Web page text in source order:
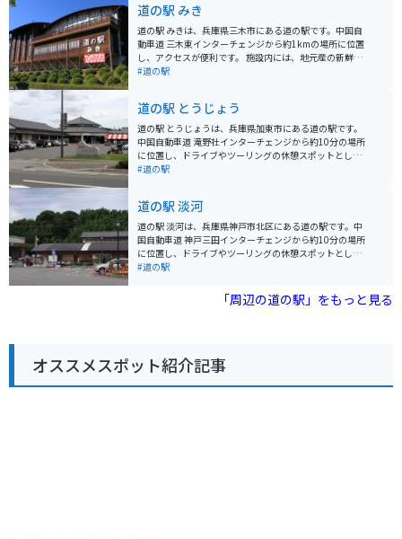
道の駅 みき
道の駅 みきは、兵庫県三木市にある道の駅です。中国自
動車道 三木東インターチェンジから約1kmの場所に位置
し、アクセスが便利です。 施設内には、地元産の新鮮な
野菜や果物を販売する農産物直売所や、地元産の食材を
そろばんなども販売されています。バイクに乗っている
方は、駐車場も広く、休憩場所としてもおすすめです。
周辺には、金剛山や三木城跡などの観光スポットがあり
ます。金剛山は、ハイキングコースが整備されており、
山頂からは明石海峡や淡路島を一望できます。三木城跡
#道の駅
道の駅 とうじょう
道の駅 とうじょうは、兵庫県加東市にある道の駅です。
中国自動車道 滝野社インターチェンジから約10分の場所
に位置し、ドライブやツーリングの休憩スポットとして
人気があります。 地元の新鮮な農産物が購入できる農産
日どり」を使った料理はおすすめです。道の駅 とうじょ
うは、バイクで訪れるのにも適した場所です。駐車場も
広く、休憩スペースも充実しているので、ツーリングの
休憩場所として最適です。 周辺には、播州清水寺や闘竜
灘など、観光スポットも点在しているので、観光の拠点
ックしてみてください。播州織は、兵庫県西脇市周辺で
ます。
#道の駅
道の駅 淡河
道の駅 淡河は、兵庫県神戸市北区にある道の駅です。中
国自動車道 神戸三田インターチェンジから約10分の場所
に位置し、ドライブやツーリングの休憩スポットとして
人気があります。 地元産の新鮮な野菜や果物が並ぶ農産
野菜や果物はもちろんのこと、地元産の素材を使った加
工品なども販売されています。 また、レストランでは、
人気です。 バイクで訪れる際は、広々とした駐車場があ
るので安心して駐車できます。道の駅周辺には、自然豊
かな観光スポットも多いので、ツーリングの拠点として
#道の駅
「周辺の道の駅」をもっと見る
オススメスポット紹介記事